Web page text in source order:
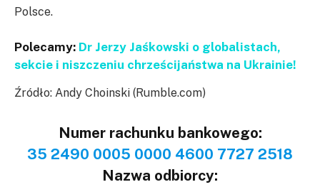
Polsce.
Polecamy: Dr Jerzy Jaśkowski o globalistach,
sekcie i niszczeniu chrześcijaństwa na Ukrainie!
Źródło: Andy Choinski (Rumble.com)
Numer rachunku bankowego:
35 2490 0005 0000 4600 7727 2518
Nazwa odbiorcy: